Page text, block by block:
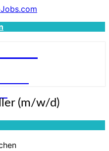
(m/w/d)